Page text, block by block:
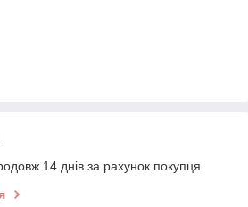
14 днів за рахунок покупця